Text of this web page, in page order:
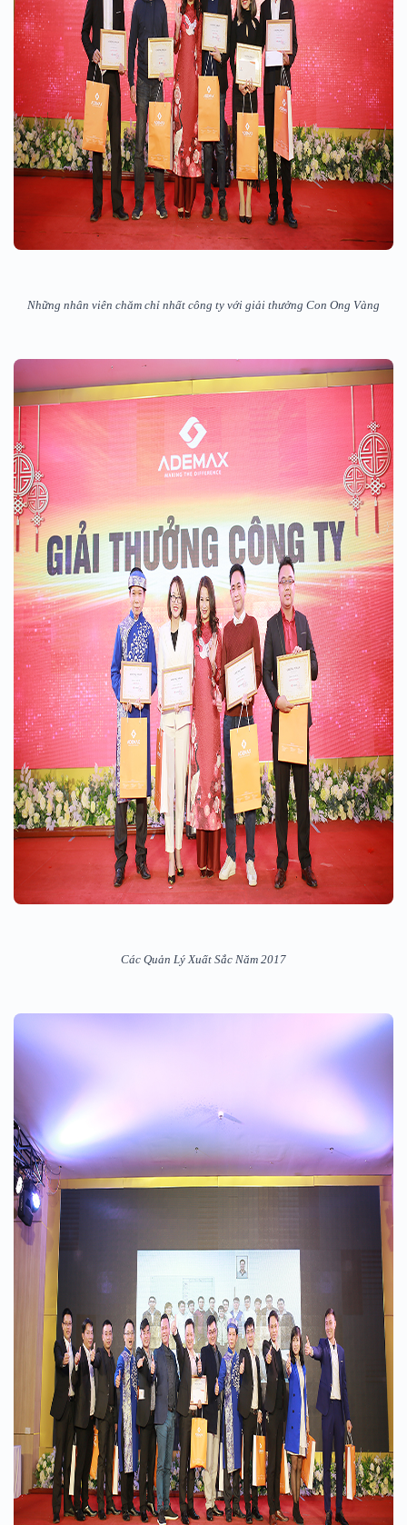
Những nhân viên chăm chỉ nhất công ty với giải thưởng Con Ong Vàng
Các Quản Lý Xuất Sắc Năm 2017